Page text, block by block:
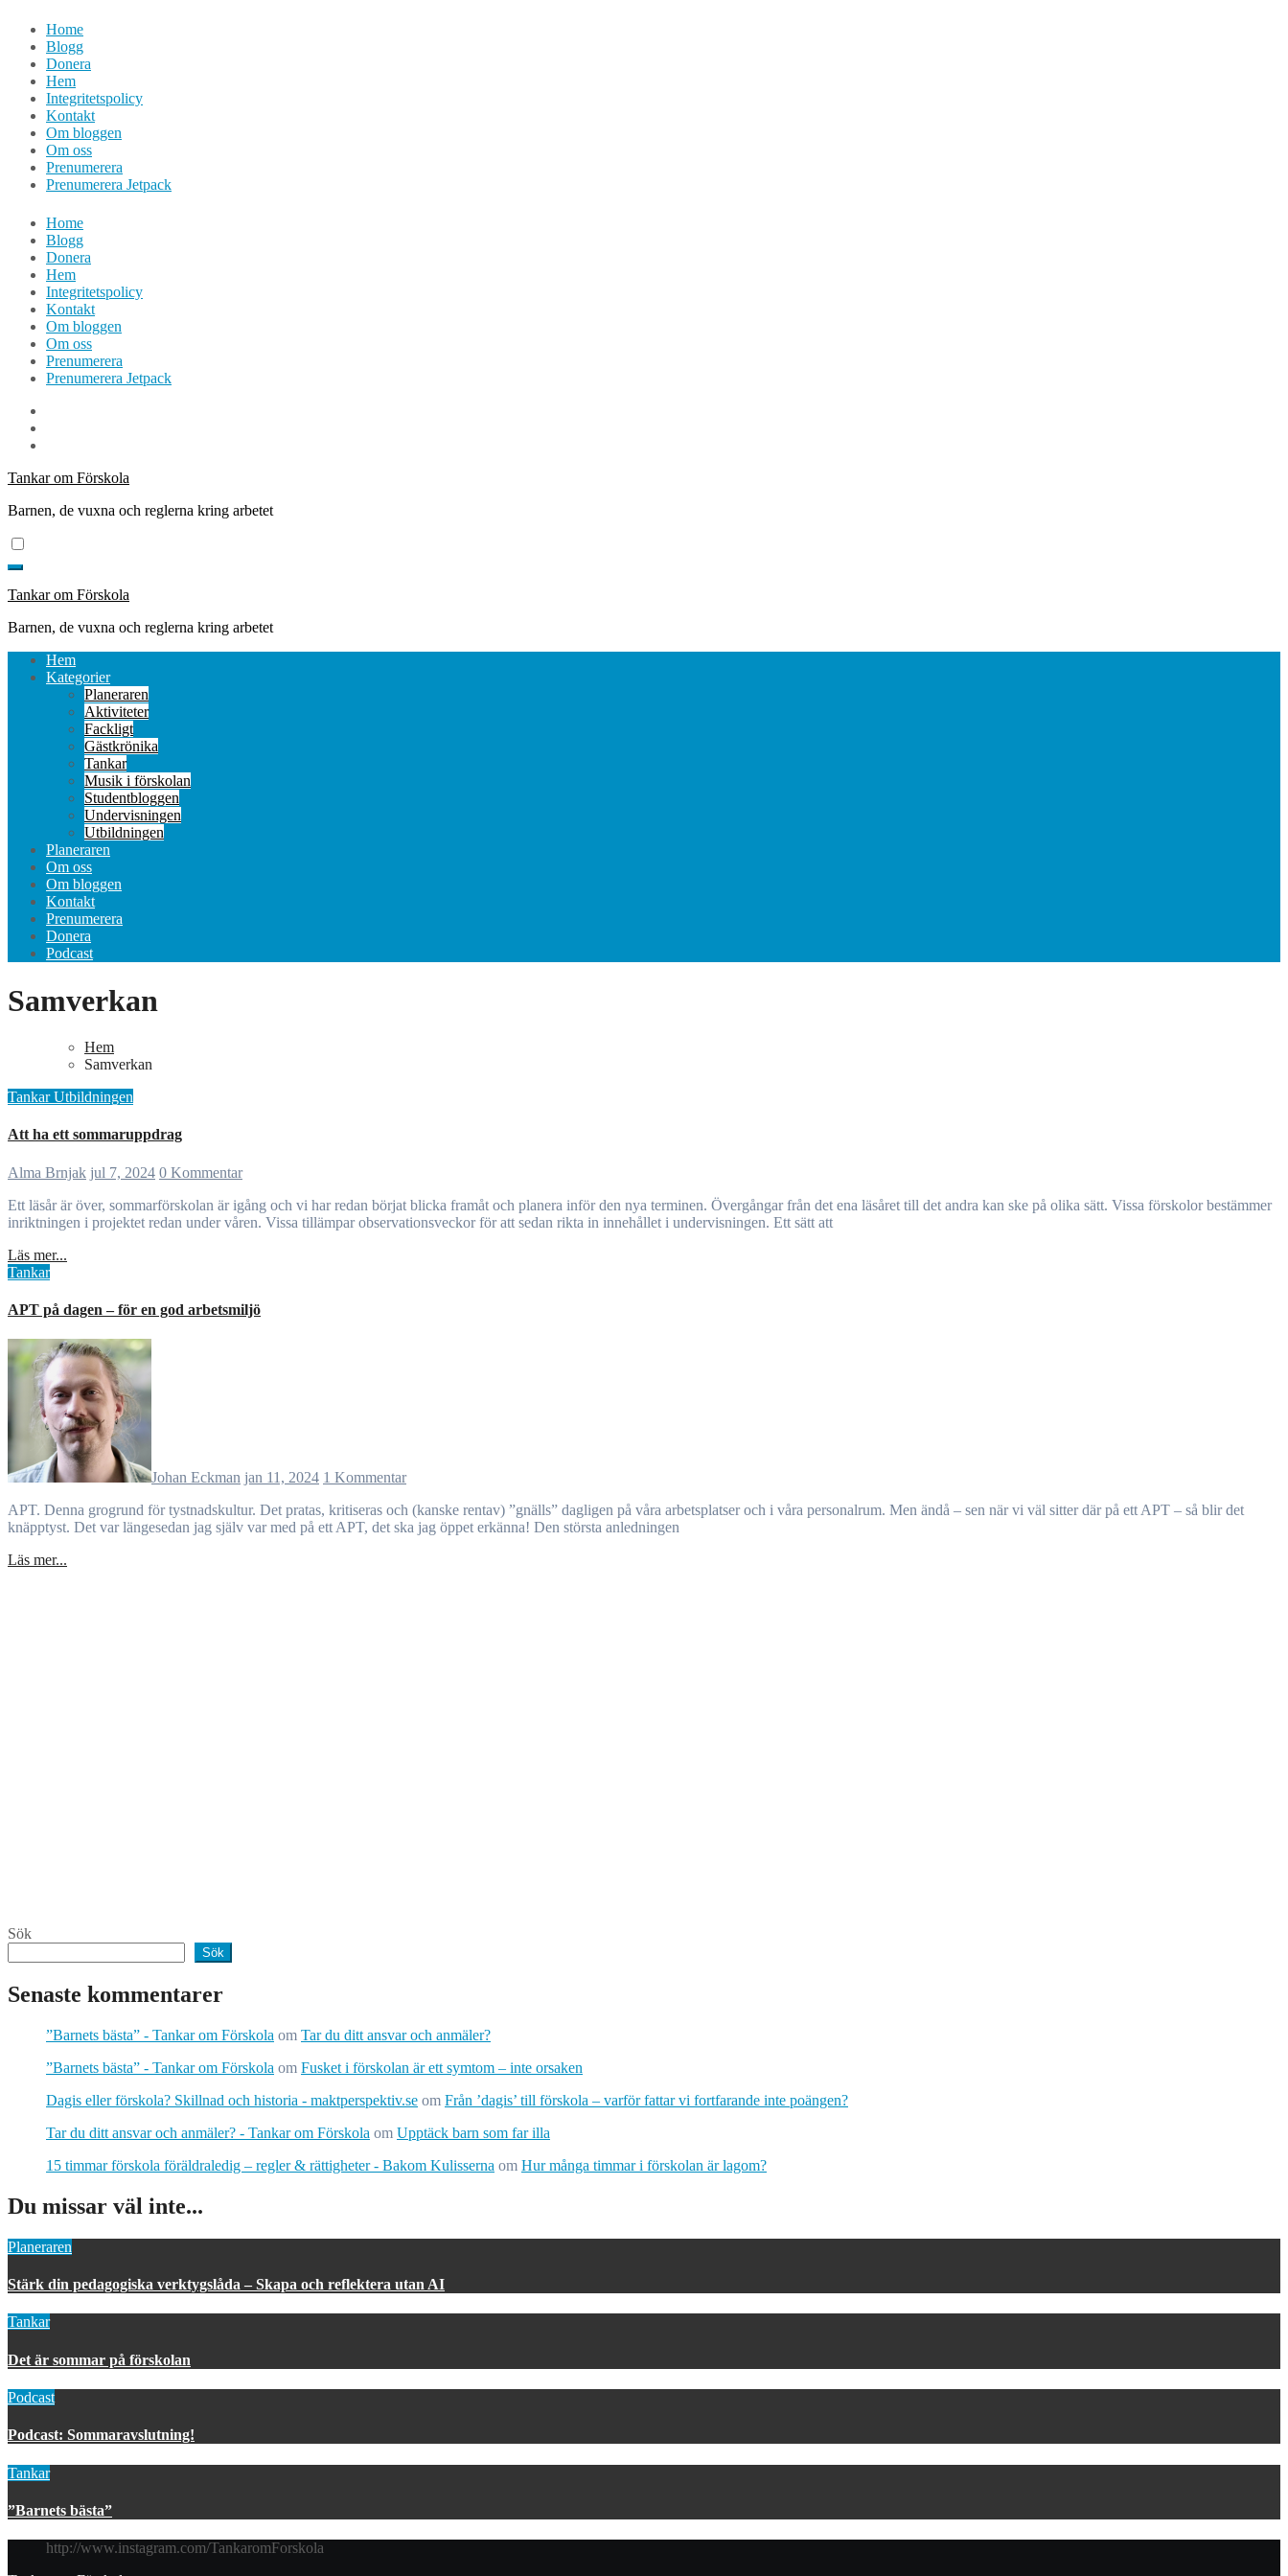
Hoppa
innehåll
Home
Blogg
Donera
Hem
Integritetspolicy
Kontakt
Om bloggen
Om oss
Prenumerera
Prenumerera Jetpack
Home
Blogg
Donera
Hem
Integritetspolicy
Kontakt
Om bloggen
Om oss
Prenumerera
Prenumerera Jetpack
Tankar om Förskola
Barnen, de vuxna och reglerna kring arbetet
Tankar om Förskola
Barnen, de vuxna och reglerna kring arbetet
Hem
Kategorier
Planeraren
Aktiviteter
Fackligt
Gästkrönika
Tankar
Musik i förskolan
Studentbloggen
Undervisningen
Utbildningen
Planeraren
Om oss
Om bloggen
Kontakt
Prenumerera
Donera
Podcast
Samverkan
Hem
Samverkan
TankarUtbildningen
Att ha ett sommaruppdrag
Alma Brnjak jul 7, 2024 0 Kommentar
Ett läsår är över, sommarförskolan är igång och vi har redan börjat blicka framåt och planera inför den nya terminen. Övergångar från det ena läsåret till det andra kan ske på olika sätt. Vissa förskolor bestämmer
inriktningen i projektet redan under våren. Vissa tillämpar observationsveckor för att sedan rikta in innehållet i undervisningen. Ett sätt att
Läs mer...
Tankar
APT på dagen – för en god arbetsmiljö
Johan Eckman jan 11, 2024 1 Kommentar
APT. Denna grogrund för tystnadskultur. Det pratas, kritiseras och (kanske rentav) ”gnälls” dagligen på våra arbetsplatser och i våra personalrum. Men ändå – sen när vi väl sitter där på ett APT – så blir det
knäpptyst. Det var längesedan jag själv var med på ett APT, det ska jag öppet erkänna! Den största anledningen
Läs mer...
Sök
Sök
Senaste kommentarer
”Barnets bästa” - Tankar om Förskola om Tar du ditt ansvar och anmäler?
”Barnets bästa” - Tankar om Förskola om Fusket i förskolan är ett symtom – inte orsaken
Dagis eller förskola? Skillnad och historia - maktperspektiv.se om Från ’dagis’ till förskola – varför fattar vi fortfarande inte poängen?
Tar du ditt ansvar och anmäler? - Tankar om Förskola om Upptäck barn som far illa
15 timmar förskola föräldraledig – regler & rättigheter - Bakom Kulisserna om Hur många timmar i förskolan är lagom?
Du missar väl inte...
Planeraren
Stärk din pedagogiska verktygslåda – Skapa och reflektera utan AI
Tankar
Det är sommar på förskolan
Podcast
Podcast: Sommaravslutning!
Tankar
”Barnets bästa”
http://www.instagram.com/TankaromForskola